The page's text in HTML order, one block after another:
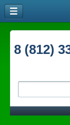
8 (812)